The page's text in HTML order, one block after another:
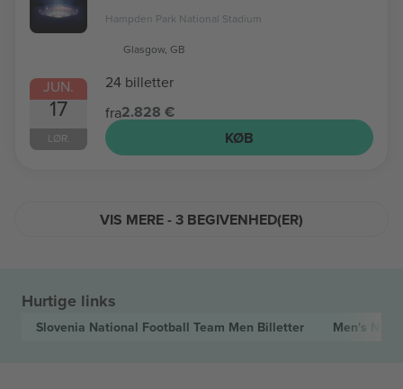
JUN.
17
LØR.
Hampden Park National Stadium
Glasgow, GB
24 billetter
fra2.828 €
KØB
VIS MERE - 3 BEGIVENHED(ER)
Hurtige links
Slovenia National Football Team Men Billetter Men's